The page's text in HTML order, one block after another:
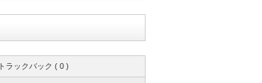
トラックバック ( 0 )